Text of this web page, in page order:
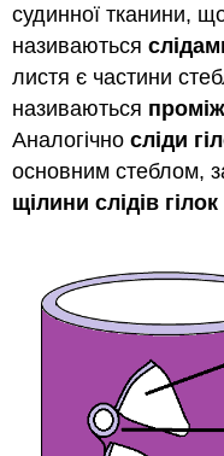
судинної тканини,
називаються
листя є частини
називаються
Аналогічносліди
основним стеблом,
щілини слідів гілок